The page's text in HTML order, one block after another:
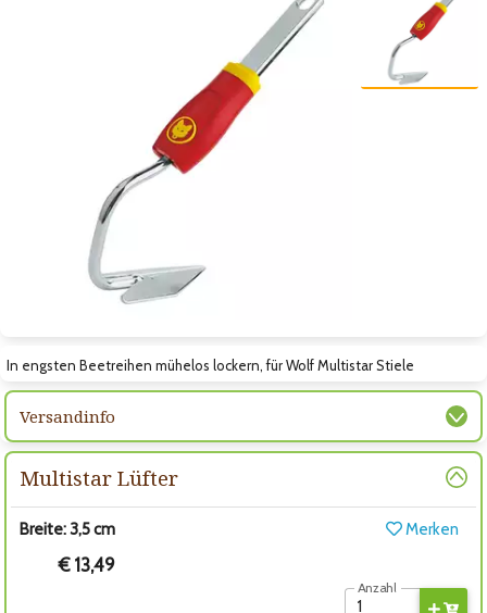
Zum vorigen Bild
Zum nächsten Bild
In engsten Beetreihen mühelos lockern, für Wolf Multistar Stiele
Versandinfo
Multistar Lüfter
Breite: 3,5 cm Merken
€ 13,49
Anzahl